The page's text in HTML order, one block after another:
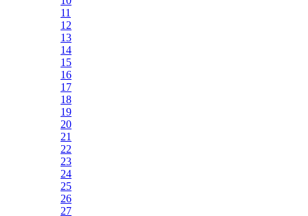
11
12
13
14
15
16
17
18
19
20
21
22
23
24
25
26
27